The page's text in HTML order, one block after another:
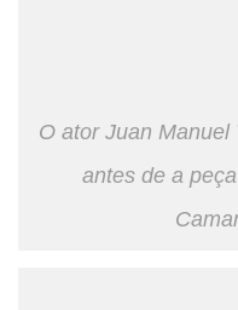
O ator Juan Manuel
antes de a